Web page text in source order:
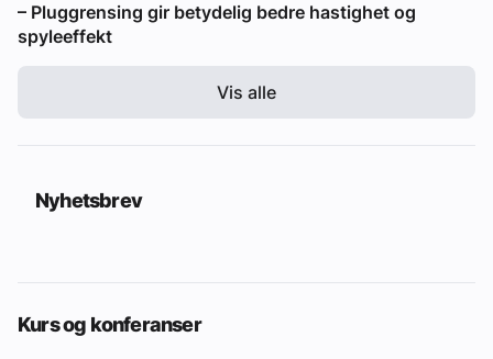
– Pluggrensing gir betydelig bedre hastighet og
spyleeffekt
Vis alle
Nyhetsbrev
Kurs og konferanser